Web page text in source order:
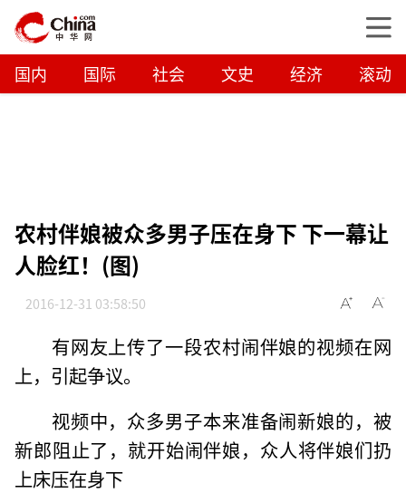
国内 国际 社会 文史 经济 滚动
农村伴娘被众多男子压在身下 下一幕让
人脸红！(图)
2016-12-31 03:58:50
有网友上传了一段农村闹伴娘的视频在网
上，引起争议。
视频中，众多男子本来准备闹新娘的，被
新郎阻止了，就开始闹伴娘，众人将伴娘们扔
上床压在身下